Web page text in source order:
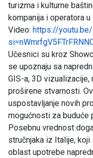
turizma i kulturne
kompanija i operatora
Video: https://
Učesnici su kroz
se upoznaju sa
GIS-a, 3D
proširene stvarnosti.
uspostavljanje novih
mogućnosti za buduće
Posebnu vrednost
stručnjaka iz Italije,
oblast upotrebe